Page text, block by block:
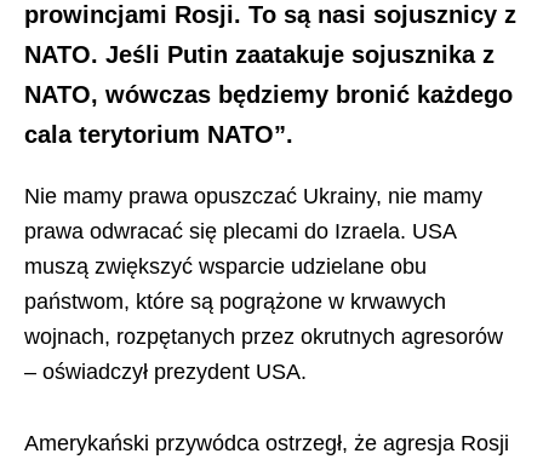
prowincjami Rosji. To są nasi sojusznicy z
NATO. Jeśli Putin zaatakuje sojusznika z
NATO, wówczas będziemy bronić każdego
cala terytorium NATO”.
Nie mamy prawa opuszczać Ukrainy, nie mamy
prawa odwracać się plecami do Izraela. USA
muszą zwiększyć wsparcie udzielane obu
państwom, które są pogrążone w krwawych
wojnach, rozpętanych przez okrutnych agresorów
– oświadczył prezydent USA.
Amerykański przywódca ostrzegł, że agresja Rosji